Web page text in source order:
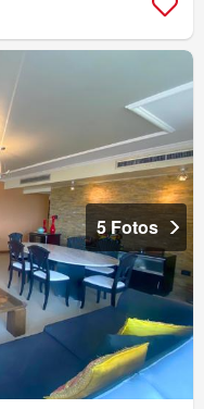
5 Fotos